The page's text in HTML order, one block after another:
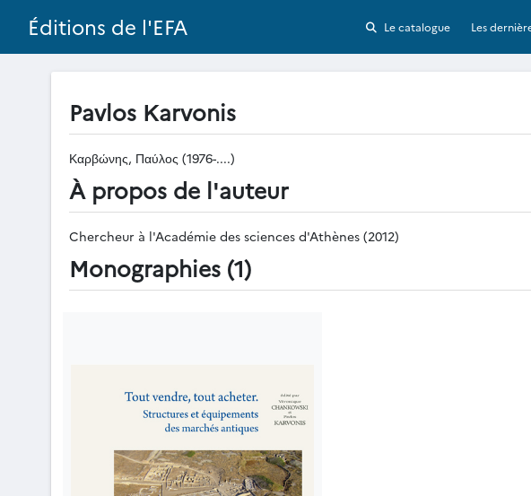
Éditions de l'EFA Le catalogue Les
Pavlos Karvonis
Καρβώνης, Παύλος (1976-....)
À propos de l'auteur
Chercheur à l'Académie des sciences d'Athènes (2012)
Monographies (1)